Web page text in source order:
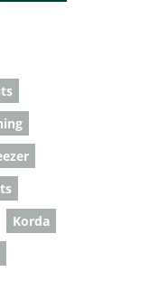
Korda